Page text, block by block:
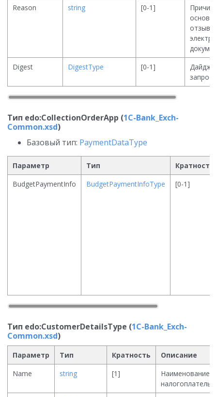
Reason
string [0-1]
отзыва
Digest
DigestType [0-1]
запроса
Тип edo:CollectionOrderApp (1C-Bank_Exch-
Common.xsd)
Базовый тип: PaymentDataType
Параметр Тип
Кратность
BudgetPaymentInfo
BudgetPaymentInfoType [0-1]
Тип edo:CustomerDetailsType (1C-Bank_Exch-
Common.xsd)
Параметр Тип Кратность
Описание
Name
string [1]
Наименование